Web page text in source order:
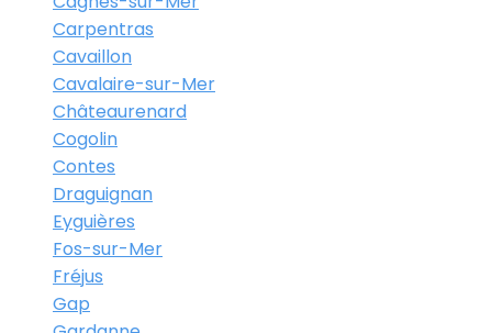
Carpentras
Cavaillon
Cavalaire-sur-Mer
Châteaurenard
Cogolin
Contes
Draguignan
Eyguières
Fos-sur-Mer
Fréjus
Gap